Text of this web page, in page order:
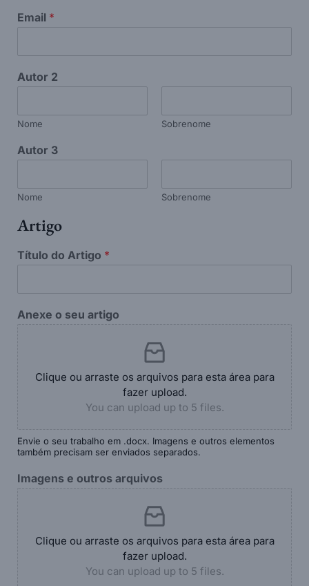
Email *
Autor 2
Nome Sobrenome
Autor 3
Nome Sobrenome
Artigo
Título do Artigo *
Anexe o seu artigo
Clique ou arraste os arquivos para esta área para
fazer upload.
You can upload up to 5 files.
Envie o seu trabalho em .docx. Imagens e outros elementos
também precisam ser enviados separados.
Imagens e outros arquivos
Clique ou arraste os arquivos para esta área para
fazer upload.
You can upload up to 5 files.